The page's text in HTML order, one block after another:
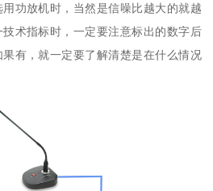
功放机时，当然是信噪比越大的就越
术指标时，一定要注意标出的数字后
有，就一定要了解清楚是在什么情况